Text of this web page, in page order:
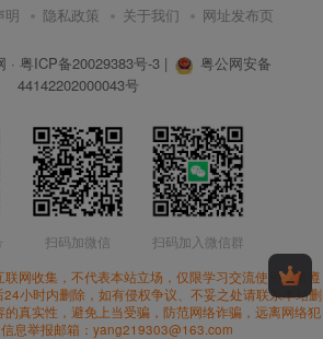
明 隐私政策 关于我们 网址发布页
· 粤ICP备20029383号-3|
粤公网安备
44142202000043号
扫码加微信
扫码加入微信群
网收集，不代表本站立场，仅限学习交流使用。请遵
小时内删除，如有侵权争议、不妥之处请联系本站删
真实性，避免上当受骗，防范网络诈骗，远离网络犯
息举报邮箱：yang219303@163.com